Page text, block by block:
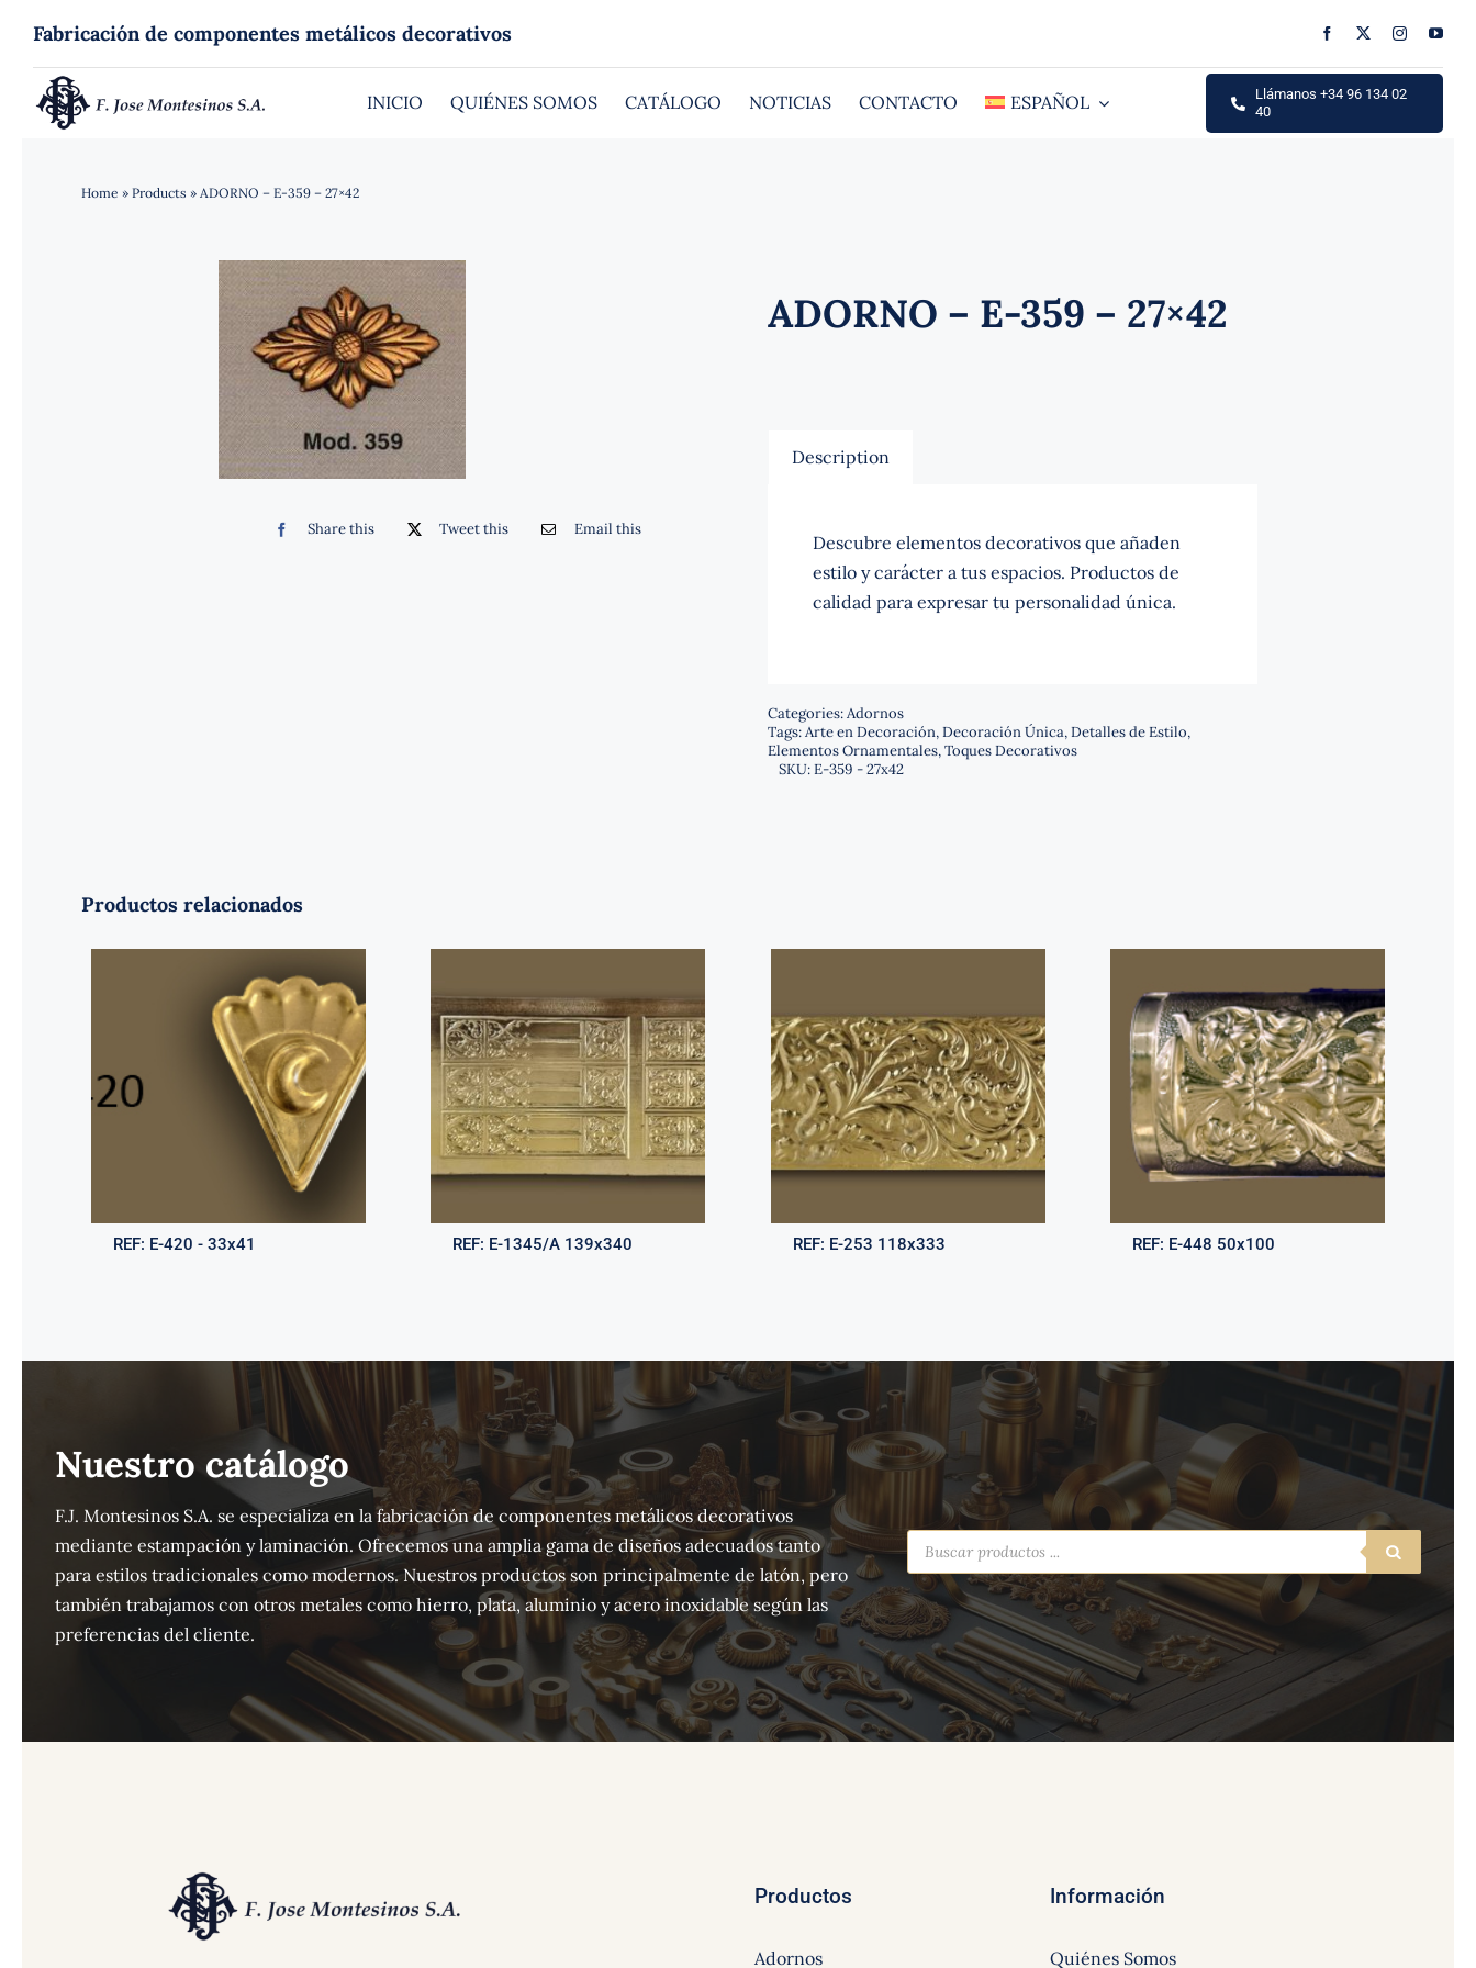
contenido
Fabricación de componentes metálicos decorativos
INICIO QUIÉNES SOMOS CATÁLOGO NOTICIAS CONTACTO ESPAÑOL
Llámanos +34 96 134 02
40
Home » Products » ADORNO – E-359 – 27×42
Share this Tweet this Email this
ADORNO – E-359 – 27×42
Description
Descubre elementos decorativos que añaden
estilo y carácter a tus espacios. Productos de
calidad para expresar tu personalidad única.
Categories:Adornos
Tags:Arte en Decoración,Decoración Única,Detalles de Estilo,
Elementos Ornamentales,Toques Decorativos
SKU:E-359 - 27x42
Productos relacionados
REF: E-420 - 33x41 REF: E-1345/A 139x340 REF: E-253 118x333 REF: E-448 50x100
Nuestro catálogo
F.J. Montesinos S.A. se especializa en la fabricación de componentes metálicos decorativos
mediante estampación y laminación. Ofrecemos una amplia gama de diseños adecuados tanto
para estilos tradicionales como modernos. Nuestros productos son principalmente de latón, pero
también trabajamos con otros metales como hierro, plata, aluminio y acero inoxidable según las
preferencias del cliente.
Búsqueda
de
productos
Productos
Adornos
Información
Quiénes Somos